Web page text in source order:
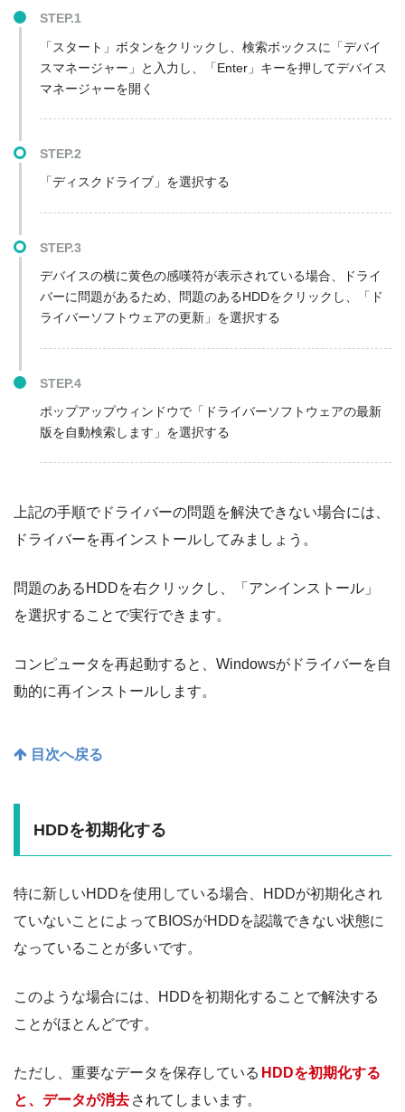
STEP.1
「スタート」ボタンをクリックし、検索ボックスに「デバイ
スマネージャー」と入力し、「Enter」キーを押してデバイス
マネージャーを開く
STEP.2
「ディスクドライブ」を選択する
STEP.3
デバイスの横に黄色の感嘆符が表示されている場合、ドライ
バーに問題があるため、問題のあるHDDをクリックし、「ド
ライバーソフトウェアの更新」を選択する
STEP.4
ポップアップウィンドウで「ドライバーソフトウェアの最新
版を自動検索します」を選択する
上記の手順でドライバーの問題を解決できない場合には、
ドライバーを再インストールしてみましょう。
問題のあるHDDを右クリックし、「アンインストール」
を選択することで実行できます。
コンピュータを再起動すると、Windowsがドライバーを自
動的に再インストールします。
目次へ戻る
HDDを初期化する
特に新しいHDDを使用している場合、HDDが初期化され
ていないことによってBIOSがHDDを認識できない状態に
なっていることが多いです。
このような場合には、HDDを初期化することで解決する
ことがほとんどです。
ただし、重要なデータを保存している HDDを初期化する
と、データが消去 されてしまいます。